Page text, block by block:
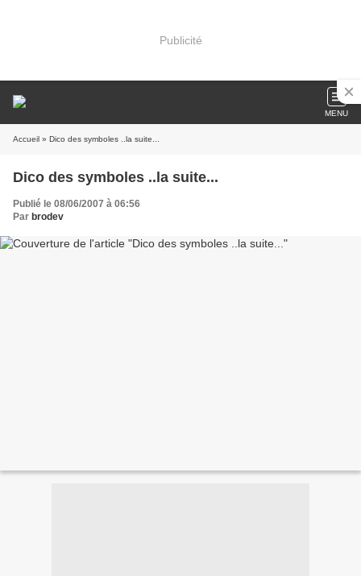
Publicité
MENU
Accueil » Dico des symboles ..la suite...
Dico des symboles ..la suite...
Publié le 08/06/2007 à 06:56
Par brodev